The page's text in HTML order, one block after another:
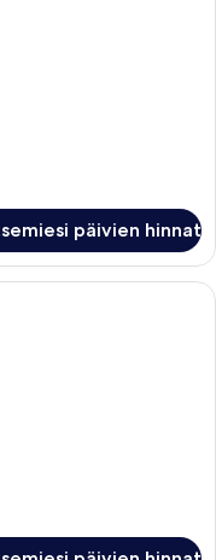
päivien hinnat
jossa on sänky,